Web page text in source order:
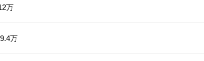
求額がいくらか分からない」を払拭、「還元率が給与
万
万